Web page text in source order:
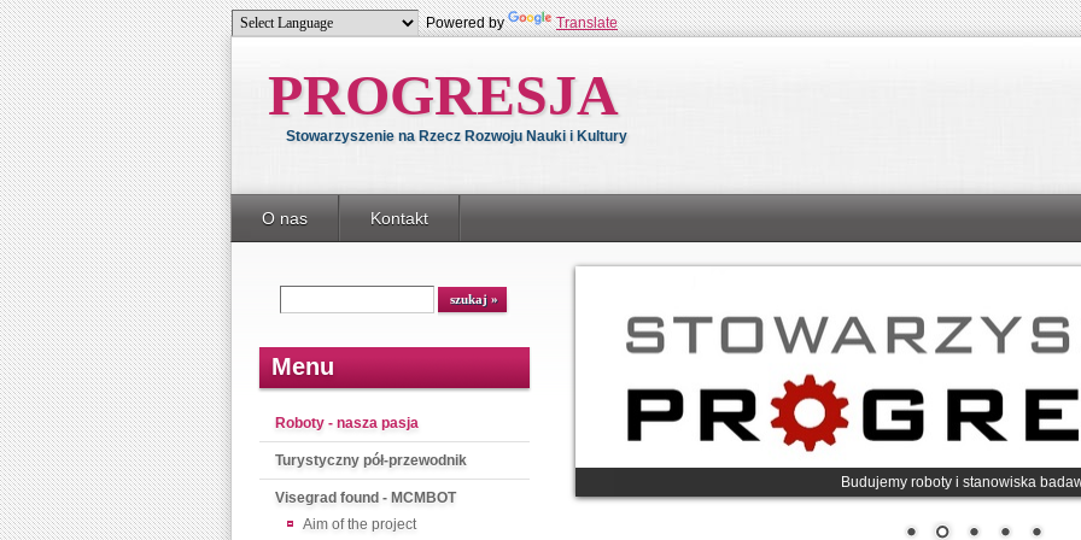
Powered by Translate
PROGRESJA
Stowarzyszenie na Rzecz Rozwoju Nauki i Kultury
O nas Kontakt
Menu
Roboty - nasza pasja
Turystyczny pół-przewodnik
Visegrad found - MCMBOT
Aim of the project
Budujemy roboty i stanowiska